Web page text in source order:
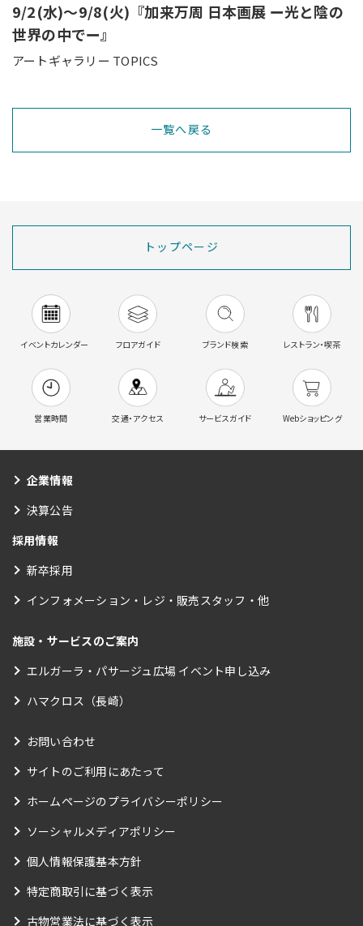
9/2(水)～9/8(火)『加来万周 日本画展 ー光と陰の
世界の中でー』
アートギャラリー TOPICS
一覧へ戻る
トップページ
イベントカレンダー フロアガイド ブランド検索 レストラン・喫茶
営業時間 交通・アクセス サービスガイド Webショッピング
企業情報
決算公告
採用情報
新卒採用
インフォメーション・レジ・販売スタッフ・他
施設・サービスのご案内
エルガーラ・パサージュ広場 イベント申し込み
ハマクロス（長崎）
お問い合わせ
サイトのご利用にあたって
ホームページのプライバシーポリシー
ソーシャルメディアポリシー
個人情報保護基本方針
特定商取引に基づく表示
古物営業法に基づく表示